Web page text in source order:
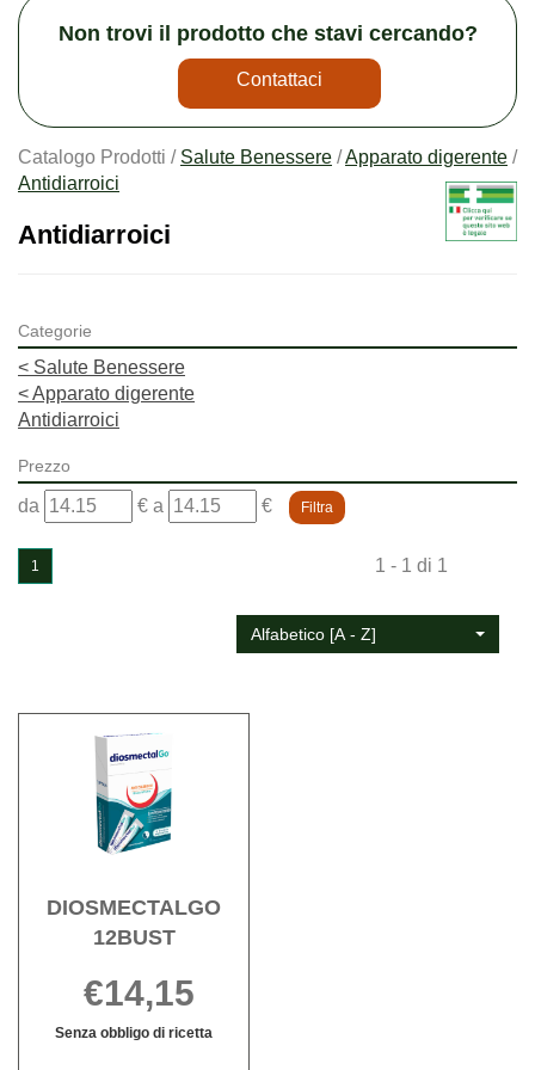
Non trovi il prodotto che stavi cercando?
Contattaci
Catalogo Prodotti / Salute Benessere /Apparato digerente /
Antidiarroici
Antidiarroici
Categorie
< Salute Benessere
<Apparato digerente
Antidiarroici
Prezzo
filtra
da € filtra
a €
1 1 - 1 di 1
Alfabetico [A - Z]
DIOSMECTALGO
12BUST
€14,15
Senza obbligo di ricetta